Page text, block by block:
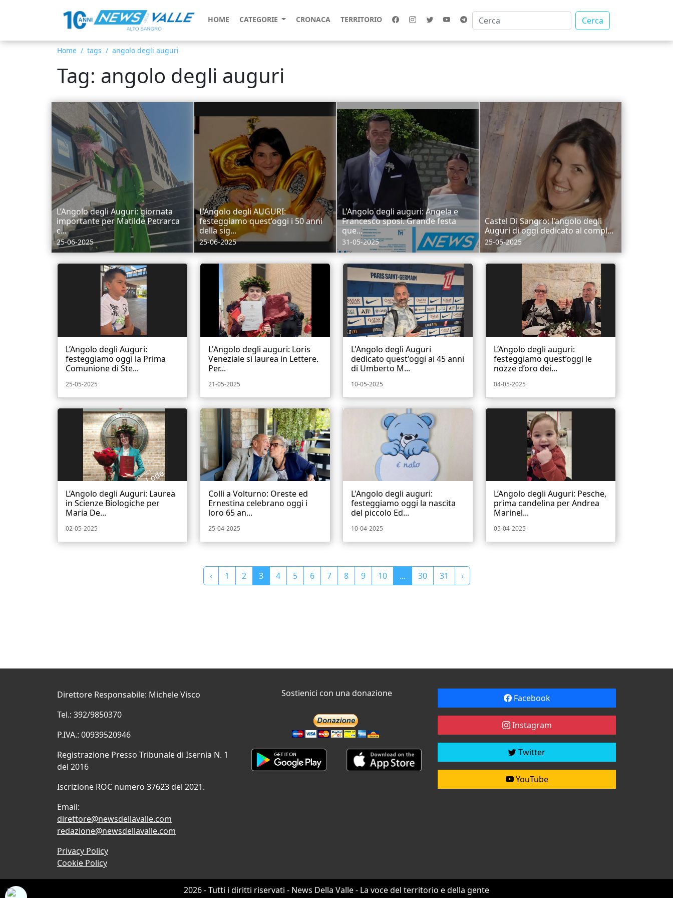
HOME CATEGORIE CRONACA TERRITORIO Cerca
Home tags angolo degli auguri
Tag: angolo degli auguri
L’Angolo degli Auguri: giornata
importante per Matilde Petrarca
c...
25-06-2025
L’Angolo degli AUGURI:
festeggiamo quest’oggi i 50 anni
della sig...
25-06-2025
L'Angolo degli auguri: Angela e
Francesco sposi. Grande festa
que...
31-05-2025
Castel Di Sangro: l'angolo degli
Auguri di oggi dedicato al compl...
25-05-2025
L’Angolo degli Auguri:
festeggiamo oggi la Prima
Comunione di Ste...
25-05-2025
L'Angolo degli auguri: Loris
Veneziale si laurea in Lettere.
Per...
21-05-2025
L'Angolo degli Auguri
dedicato quest'oggi ai 45 anni
di Umberto M...
10-05-2025
L’Angolo degli auguri:
festeggiamo quest’oggi le
nozze d’oro dei...
04-05-2025
L’Angolo degli Auguri: Laurea
in Scienze Biologiche per
Maria De...
02-05-2025
Colli a Volturno: Oreste ed
Ernestina celebrano oggi i
loro 65 an...
25-04-2025
L'Angolo degli auguri:
festeggiamo oggi la nascita
del piccolo Ed...
10-04-2025
L’Angolo degli Auguri: Pesche,
prima candelina per Andrea
Marinel...
05-04-2025
‹ 1 2 3 4 5 6 7 8 9 10 ... 30 31 ›
Direttore Responsabile: Michele Visco
Tel.: 392/9850370
P.IVA.: 00939520946
Registrazione Presso Tribunale di Isernia N. 1
del 2016
Iscrizione ROC numero 37623 del 2021.
Email:
direttore@newsdellavalle.com
redazione@newsdellavalle.com
Privacy Policy
Cookie Policy
Sostienici con una donazione Facebook
Instagram
Twitter
YouTube
2026 - Tutti i diritti riservati - News Della Valle - La voce del territorio e della gente